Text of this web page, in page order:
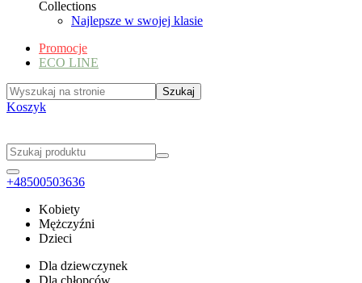
Collections
Najlepsze w swojej klasie
Promocje
ECO LINE
Koszyk
+48500503636
Kobiety
Mężczyźni
Dzieci
Dla dziewczynek
Dla chłopców